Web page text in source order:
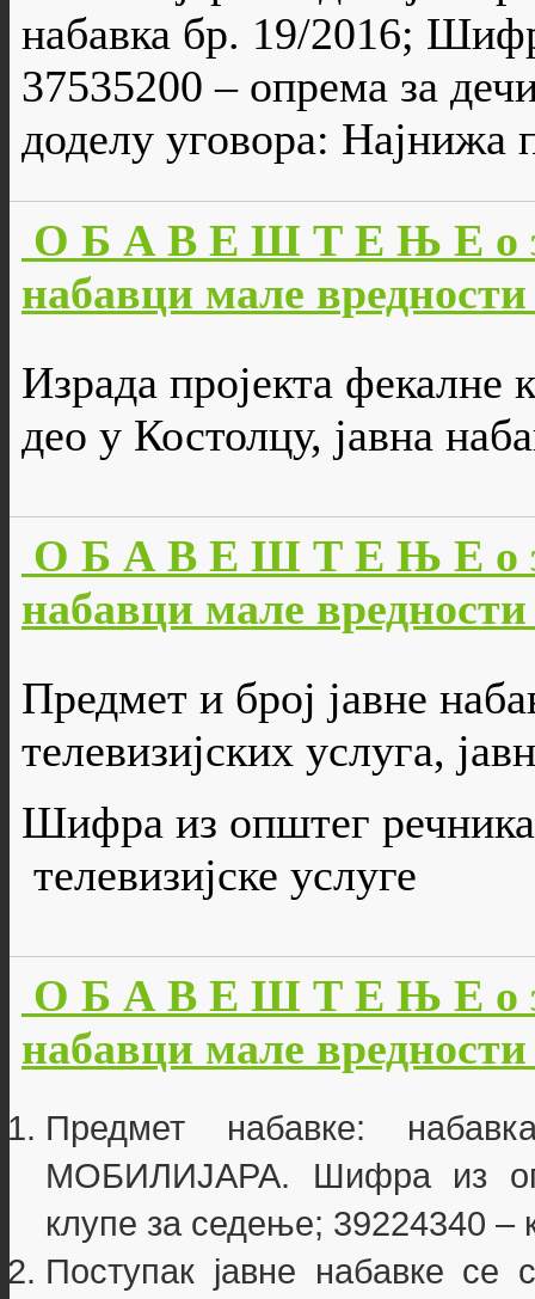
набавка бр. 19/2016;
37535200 – опрема за
доделу уговора: Најнижа
О Б А В Е Ш Т Е Њ Е о
набавци мале
Израда пројекта фекалне
део у Костолцу, јавна
О Б А В Е Ш Т Е Њ Е о
набавци мале
Предмет и број јавне
телевизијских услуга,
Шифра из општег
телевизијске услуге
О Б А В Е Ш Т Е Њ Е о
набавци мале
Предмет набавке:
МОБИЛИЈАРА. Шифра из
клупе за седење; 39224340 –
Поступак јавне набавке